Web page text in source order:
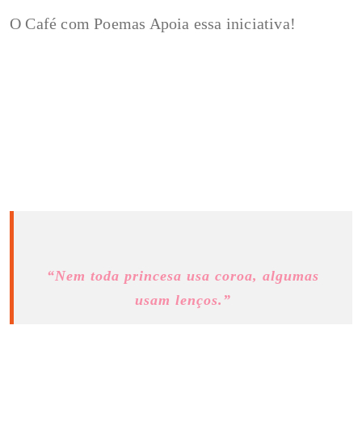
O Café com Poemas Apoia essa iniciativa!
“Nem toda princesa usa coroa, algumas
usam lenços.”